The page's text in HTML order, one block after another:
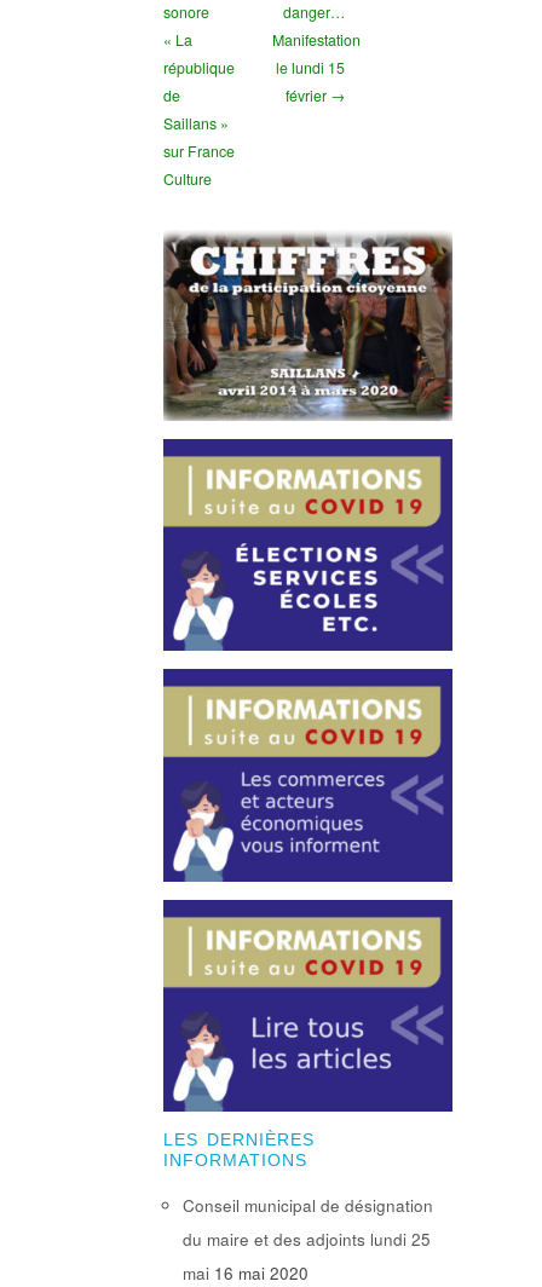
sonore
« La
république
de
Saillans »
sur France
Culture
danger…
Manifestation
le lundi 15
février →
LES DERNIÈRES
INFORMATIONS
Conseil municipal de désignation
du maire et des adjoints lundi 25
mai 16 mai 2020